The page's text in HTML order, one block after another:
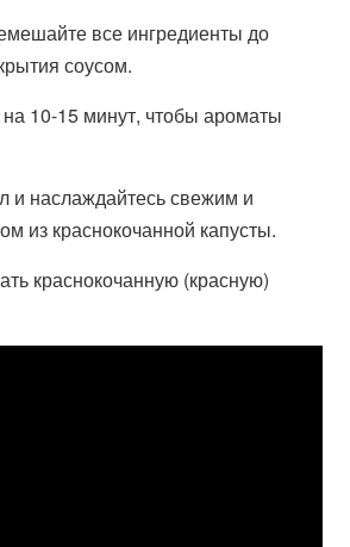
все ингредиенты до
соусом.
на 10-15 минут, чтобы ароматы
и наслаждайтесь свежим и
из краснокочанной капусты.
краснокочанную (красную)